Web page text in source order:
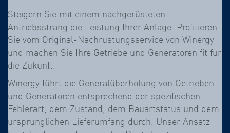
Steigern Sie mit einem nachgerüsteten
Antriebsstrang die Leistung Ihrer Anlage. Profitieren
Sie vom Original-Nachrüstungsservice von Winergy
und machen Sie Ihre Getriebe und Generatoren fit für
die Zukunft.
Winergy führt die Generalüberholung von Getrieben
und Generatoren entsprechend der spezifischen
Fehlerart, dem Zustand, dem Bauartstatus und dem
ursprünglichen Lieferumfang durch. Unser Ansatz